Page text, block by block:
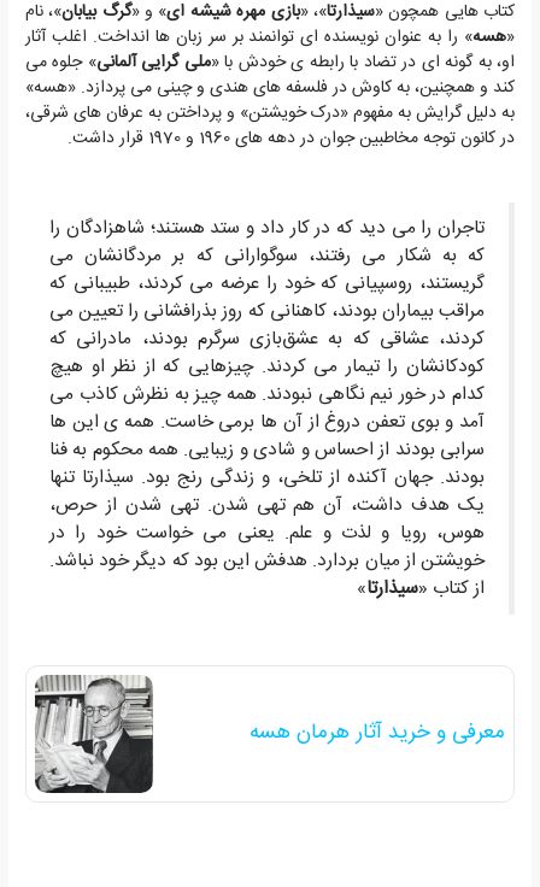
کتاب هایی همچون «سیذارتا»، «بازی مهره شیشه ای» و «گرگ بیابان»، نام
«هسه» را به عنوان نویسنده ای توانمند بر سر زبان ها انداخت. اغلب آثار
او، به گونه ای در تضاد با رابطه ی خودش با «ملی گرایی آلمانی» جلوه می
کند و همچنین، به کاوش در فلسفه های هندی و چینی می پردازد. «هسه»
به دلیل گرایش به مفهوم «درک خویشتن» و پرداختن به عرفان های شرقی،
در کانون توجه مخاطبین جوان در دهه های 1960 و 1970 قرار داشت.
تاجران را می دید که در کار داد و ستد هستند؛ شاهزادگان را
که به شکار می رفتند، سوگوارانی که بر مردگانشان می
گریستند، روسپیانی که خود را عرضه می کردند، طبیبانی که
مراقب بیماران بودند، کاهنانی که روز بذرافشانی را تعیین می
کردند، عشاقی که به عشق‌بازی سرگرم بودند، مادرانی که
کودکانشان را تیمار می کردند. چیزهایی که از نظر او هیچ
کدام در خور نیم نگاهی نبودند. همه چیز به نظرش کاذب می
آمد و بوی تعفن دروغ از آن ها برمی خاست. همه ی این ها
سرابی بودند از احساس و شادی و زیبایی. همه محکوم به فنا
بودند. جهان آکنده از تلخی، و زندگی رنج بود. سیذارتا تنها
یک هدف داشت، آن هم تهی شدن. تهی شدن از حرص،
هوس، رویا و لذت و علم. یعنی می خواست خود را در
خویشتن از میان بردارد. هدفش این بود که دیگر خود نباشد.
از کتاب «سیذارتا»
معرفی و خرید آثار هرمان هسه